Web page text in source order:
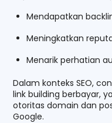
Mendapatkan
Meningkatkan
Menarik perhatian
Dalam konteks SEO,
link building berbayar,
otoritas domain dan
Google.